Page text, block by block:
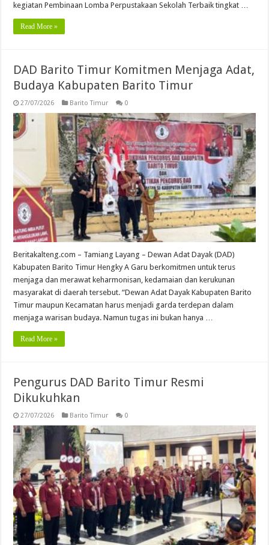
kegiatan Pembinaan Lomba Perpustakaan Sekolah Terbaik tingkat …
Read More »
DAD Barito Timur Komitmen Menjaga Adat,
Budaya Kabupaten Barito Timur
27/07/2026 Barito Timur 0
Beritakalteng.com – Tamiang Layang – Dewan Adat Dayak (DAD)
Kabupaten Barito Timur Hengky A Garu berkomitmen untuk terus
menjaga dan merawat keharmonisan, kedamaian dan kerukunan
masyarakat di daerah tersebut. “Dewan Adat Dayak Kabupaten Barito
Timur maupun Kecamatan harus menjadi garda terdepan dalam
menjaga warisan budaya. Namun tugas ini bukan hanya …
Read More »
Pengurus DAD Barito Timur Resmi
Dikukuhkan
27/07/2026 Barito Timur 0